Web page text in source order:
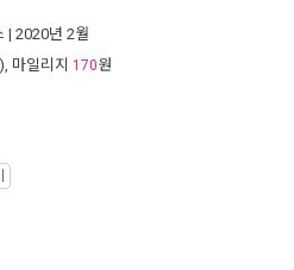
| 2020년 2월
마일리지 170원